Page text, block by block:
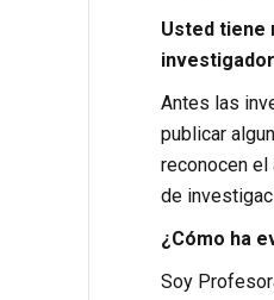
Usted tiene
Antes las
publicar
reconocen
de
¿Cómo ha
Soy